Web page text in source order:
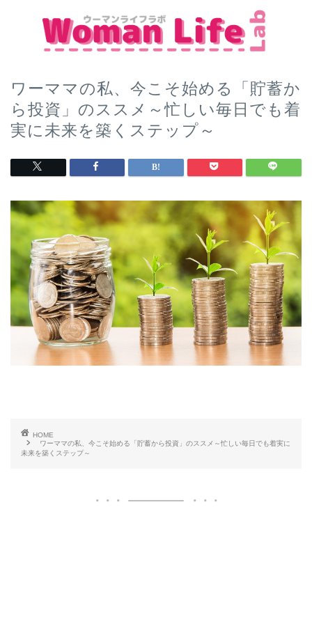
ワーママの私、今こそ始める「貯蓄か
ら投資」のススメ～忙しい毎日でも着
実に未来を築くステップ～
HOME
ワーママの私、今こそ始める「貯蓄から投資」のススメ～忙しい毎日でも着実に
未来を築くステップ～